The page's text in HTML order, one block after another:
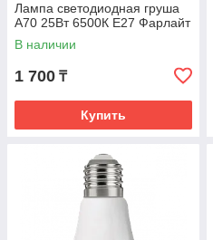
Лампа светодиодная груша
А70 25Вт 6500К Е27 Фарлайт
В наличии
1 700 ₸
Купить